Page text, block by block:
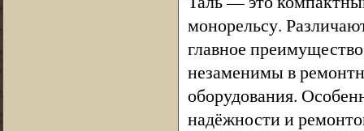
монорельсу.
главное
незаменимы в
оборудования.
надёжности и